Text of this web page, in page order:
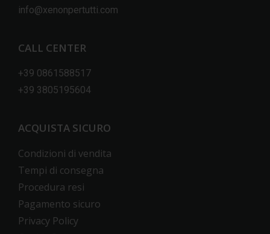
info@xenonpertutti.com
CALL CENTER
+39 0861588517
+39 3805195604
ACQUISTA SICURO
Condizioni di vendita
Tempi di consegna
Procedura resi
Pagamento sicuro
Privacy Policy